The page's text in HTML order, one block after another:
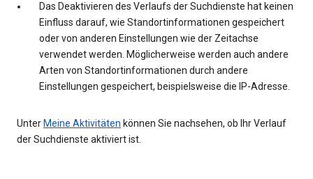
Das Deaktivieren des Verlaufs der Suchdienste hat keinen
Einfluss darauf, wie Standortinformationen gespeichert
oder von anderen Einstellungen wie der Zeitachse
verwendet werden. Möglicherweise werden auch andere
Arten von Standortinformationen durch andere
Einstellungen gespeichert, beispielsweise die IP-Adresse.
Unter Meine Aktivitäten können Sie nachsehen, ob Ihr Verlauf
der Suchdienste aktiviert ist.